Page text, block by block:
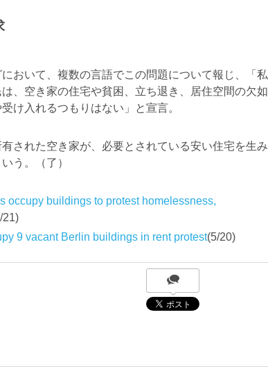
おいて、複数の言語でこの問題について報じ、「私
、空き家の住宅や貧困、立ち退き、居住空間の欠如
け入れるつもりはない」と宣言。
された空き家が、必要とされている安い住宅を生み
う。（了）
occupy buildings to protest homelessness,
21)
9 vacant Berlin buildings in rent protest(5/20)